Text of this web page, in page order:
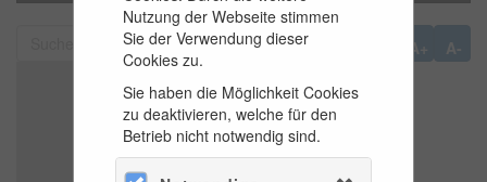
Nutzung der Webseite stimmen
Sie der Verwendung dieser
Cookies zu.
Sie haben die Möglichkeit Cookies
zu deaktivieren, welche für den
Betrieb nicht notwendig sind.
A-
A+